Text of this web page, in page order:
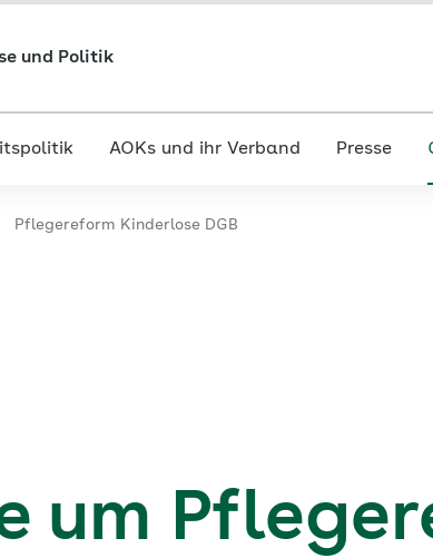
und Politik
AOKs und ihr Verband Presse
Pflegereform Kinderlose DGB
um